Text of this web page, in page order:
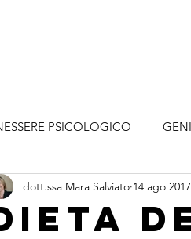
PSICOLOGICO
dott.ssa Mara Salviato 14 ago 2017